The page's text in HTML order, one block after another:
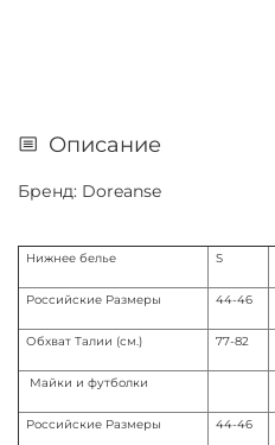
Описание
Бренд: Doreanse
Нижнее белье S
Российские Размеры 44-46
Обхват Талии (см.) 77-82
Майки и футболки
Российские Размеры 44-46